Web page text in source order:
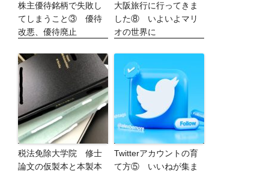
株主優待銘柄で失敗し
てしまうこと③ 優待
改悪、優待廃止
大阪旅行に行ってきま
した⑧ いよいよマリ
オの世界に
税法免除大学院 修士
論文の仮製本と本製本
Twitterアカウントの育
て方⑤ いいねが集ま